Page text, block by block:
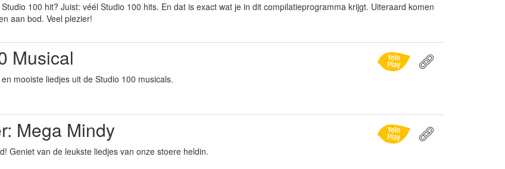
100 hit? Juist: véél Studio 100 hits. En dat is exact wat je in dit compilatieprogramma krijgt. Uiteraard komen
aan bod. Veel plezier!
Musical
mooiste liedjes uit de Studio 100 musicals.
Mega Mindy
Geniet van de leukste liedjes van onze stoere heldin.